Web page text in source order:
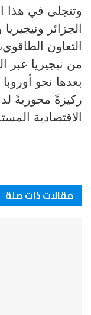
وتتجلى في هذا
الجزائر
التعاون
من نيجيريا عبر
بعدها نحو
ركيزةً محوريةً
الاقتصادية
مقالات ذات صلة